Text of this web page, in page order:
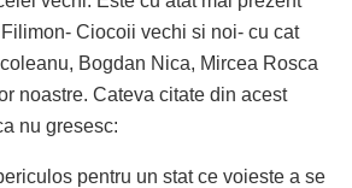
Ciocoii vechi si noi- cu cat
Bogdan Nica, Mircea Rosca
noastre. Cateva citate din acest
nu gresesc:
pentru un stat ce voieste a se